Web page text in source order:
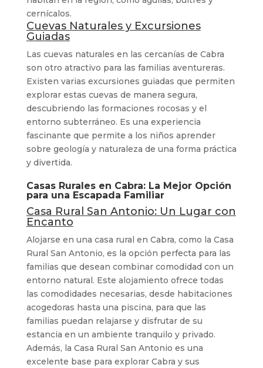
cernícalos.
Cuevas Naturales y Excursiones
Guiadas
Las cuevas naturales en las cercanías de Cabra
son otro atractivo para las familias aventureras.
Existen varias excursiones guiadas que permiten
explorar estas cuevas de manera segura,
descubriendo las formaciones rocosas y el
entorno subterráneo. Es una experiencia
fascinante que permite a los niños aprender
sobre geología y naturaleza de una forma práctica
y divertida.
Casas Rurales en Cabra: La Mejor Opción
para una Escapada Familiar
Casa Rural San Antonio: Un Lugar con
Encanto
Alojarse en una casa rural en Cabra, como la Casa
Rural San Antonio, es la opción perfecta para las
familias que desean combinar comodidad con un
entorno natural. Este alojamiento ofrece todas
las comodidades necesarias, desde habitaciones
acogedoras hasta una piscina, para que las
familias puedan relajarse y disfrutar de su
estancia en un ambiente tranquilo y privado.
Además, la Casa Rural San Antonio es una
excelente base para explorar Cabra y sus